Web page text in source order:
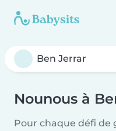
Nounous à
Pour chaque défi de